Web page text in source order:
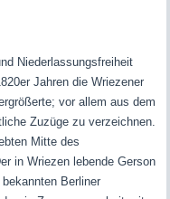
Niederlassungsfreiheit
Jahren die Wriezener
vor allem aus dem
Zuzüge zu verzeichnen.
Mitte des
in Wriezen lebende Gerson
Berliner